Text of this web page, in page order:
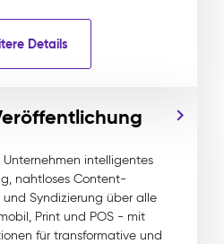
Details
intelligentes
nahtloses Content-
Syndizierung über alle
Print und POS - mit
für transformative und